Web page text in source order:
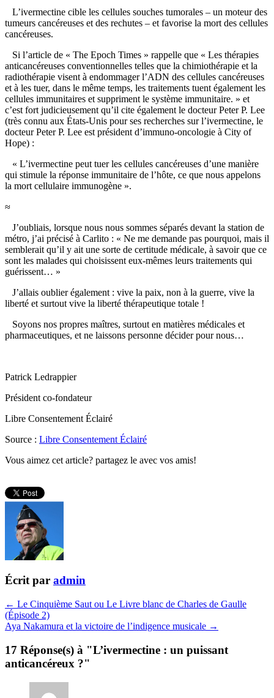
L’ivermectine cible les cellules souches tumorales – un moteur des
tumeurs cancéreuses et des rechutes – et favorise la mort des cellules
cancéreuses.
Si l’article de « The Epoch Times » rappelle que « Les thérapies
anticancéreuses conventionnelles telles que la chimiothérapie et la
radiothérapie visent à endommager l’ADN des cellules cancéreuses
et à les tuer, dans le même temps, les traitements tuent également les
cellules immunitaires et suppriment le système immunitaire. » et
c’est fort judicieusement qu’il cite également le docteur Peter P. Lee
(très connu aux États-Unis pour ses recherches sur l’ivermectine, le
docteur Peter P. Lee est président d’immuno-oncologie à City of
Hope) :
« L’ivermectine peut tuer les cellules cancéreuses d’une manière
qui stimule la réponse immunitaire de l’hôte, ce que nous appelons
la mort cellulaire immunogène ».
≈
J’oubliais, lorsque nous nous sommes séparés devant la station de
métro, j’ai précisé à Carlito : « Ne me demande pas pourquoi, mais il
semblerait qu’il y ait une sorte de certitude médicale, à savoir que ce
sont les malades qui choisissent eux-mêmes leurs traitements qui
guérissent… »
J’allais oublier également : vive la paix, non à la guerre, vive la
liberté et surtout vive la liberté thérapeutique totale !
Soyons nos propres maîtres, surtout en matières médicales et
pharmaceutiques, et ne laissons personne décider pour nous…
Patrick Ledrappier
Président co-fondateur
Libre Consentement Éclairé
Source : Libre Consentement Éclairé
Vous aimez cet article? partagez le avec vos amis!
Écrit par admin
← Le Cinquième Saut ou Le Livre blanc de Charles de Gaulle
(Épisode 2)
Aya Nakamura et la victoire de l’indigence musicale →
17 Réponse(s) à "L’ivermectine : un puissant
anticancéreux ?"